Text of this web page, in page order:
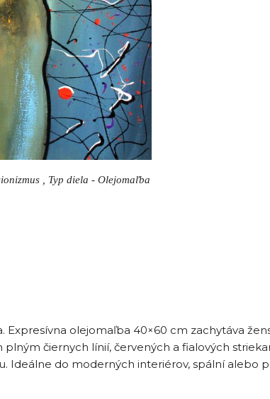
, Typ diela - Olejomaľba
Expresívna olejomaľba 40×60 cm zachytáva
čiernych línií, červených a fialových
Ideálne do moderných interiérov, spální alebo